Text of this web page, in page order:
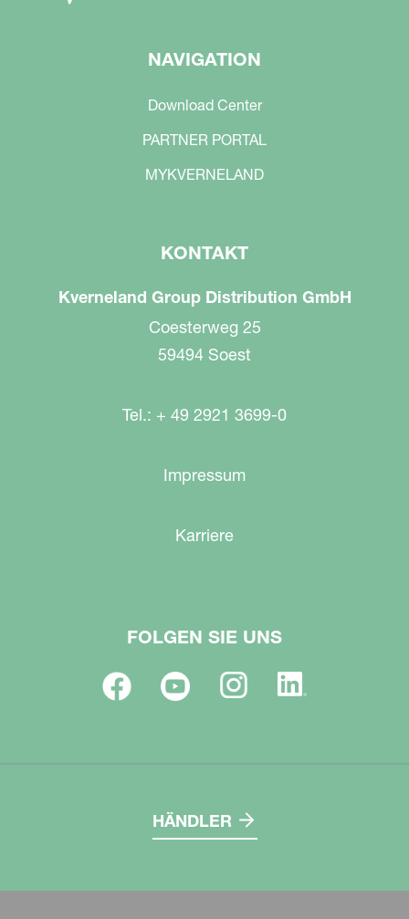
NAVIGATION
Download Center
PARTNER PORTAL
MYKVERNELAND
KONTAKT
Kverneland Group Distribution GmbH
Coesterweg 25
59494 Soest
Tel.: + 49 2921 3699-0
Impressum
Karriere
FOLGEN SIE UNS
HÄNDLER